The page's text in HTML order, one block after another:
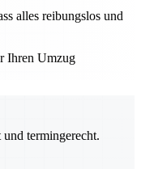
alles reibungslos und
Ihren Umzug
termingerecht.